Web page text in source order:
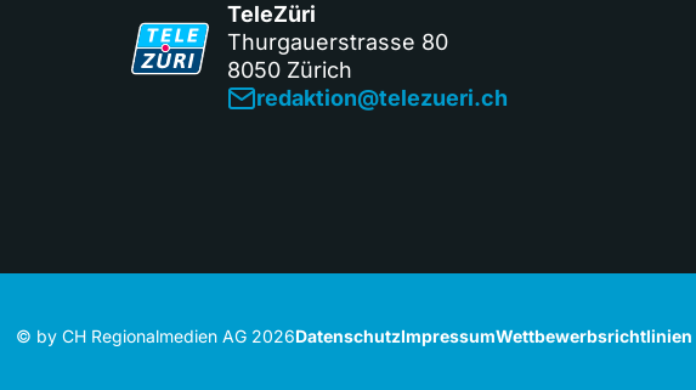
TeleZüri
Thurgauerstrasse 80
8050 Zürich
redaktion@telezueri.ch
© by CH Regionalmedien AG 2026DatenschutzImpressumWettbewerbsrichtlinien